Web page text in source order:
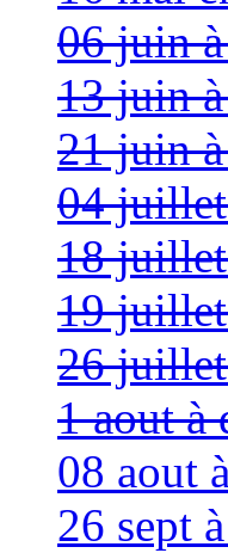
06 juin
13 juin
21 juin
04 juillet
18
19
26
1 aout à
08 aout
26 sept